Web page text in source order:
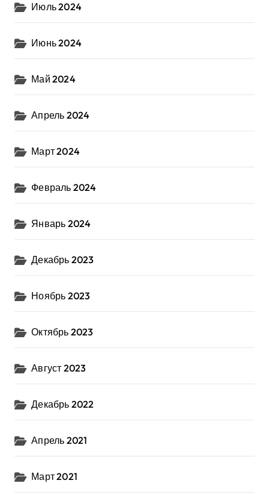
Июль 2024
Июнь 2024
Май 2024
Апрель 2024
Март 2024
Февраль 2024
Январь 2024
Декабрь 2023
Ноябрь 2023
Октябрь 2023
Август 2023
Декабрь 2022
Апрель 2021
Март 2021